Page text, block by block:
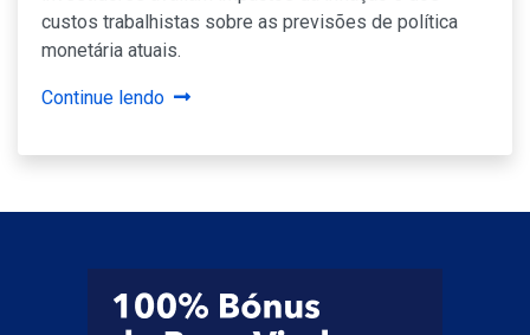
custos trabalhistas sobre as previsões de política
monetária atuais.
Continue lendo